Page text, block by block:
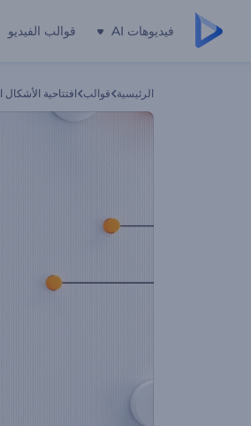
فيديوهات AI قوالب الفيديو
الرئيسية قوالب افتتاحية الأشكال